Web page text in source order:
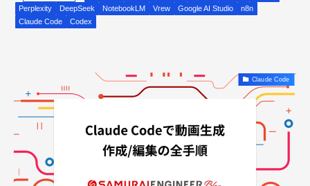
Perplexity
DeepSeek NotebookLM Vrew Google AI Studio
n8n
Claude Code
Codex
Claude Code